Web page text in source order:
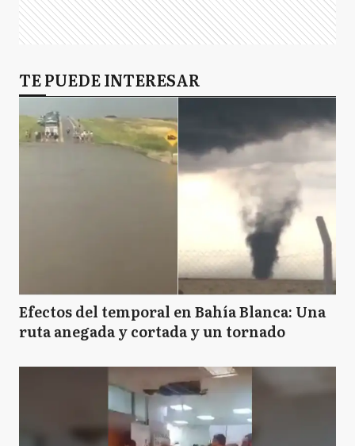
TE PUEDE INTERESAR
Efectos del temporal en Bahía Blanca: Una
ruta anegada y cortada y un tornado